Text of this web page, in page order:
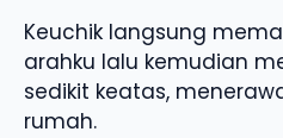
Keuchik langsung
arahku lalu kemudian
sedikit keatas,
rumah.